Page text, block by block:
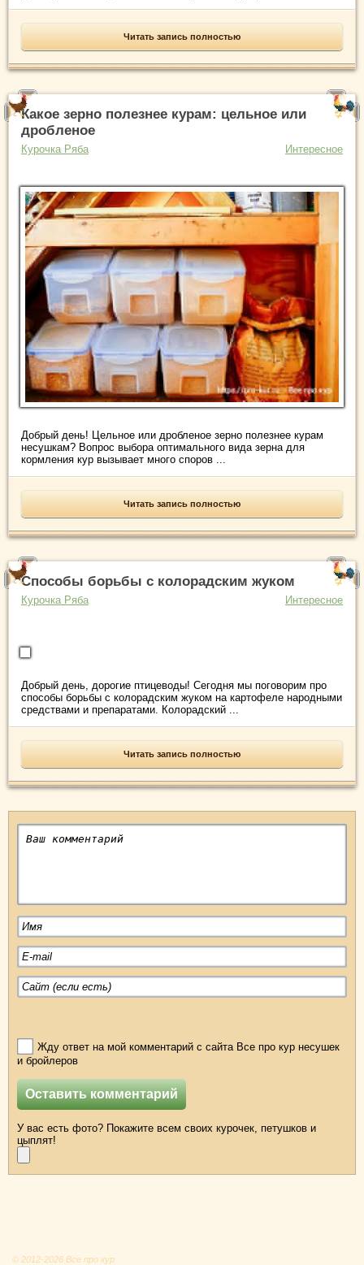
Читать запись полностью
Какое зерно полезнее курам: цельное или
дробленое
Курочка Ряба Интересное
Добрый день! Цельное или дробленое зерно полезнее курам
несушкам? Вопрос выбора оптимального вида зерна для
кормления кур вызывает много споров ...
Читать запись полностью
Способы борьбы с колорадским жуком
Курочка Ряба Интересное
Добрый день, дорогие птицеводы! Сегодня мы поговорим про
способы борьбы с колорадским жуком на картофеле народными
средствами и препаратами. Колорадский ...
Читать запись полностью
Жду ответ на мой комментарий с сайта Все про кур несушек
и бройлеров
У вас есть фото? Покажите всем своих курочек, петушков и
цыплят!
© 2012-2026 Все про кур